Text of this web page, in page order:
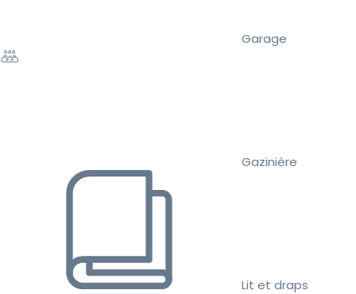
Garage
Gazinière
Lit et draps